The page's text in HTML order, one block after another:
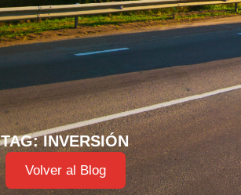
TAG: INVERSIÓN
Volver al Blog